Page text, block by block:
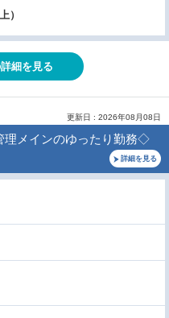
）
細を見る
更新日 : 2026年08月08日
理メインのゆったり勤務◇
詳細を見る